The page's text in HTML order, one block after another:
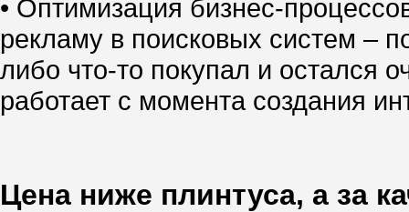
• Оптимизация бизнес-
рекламу в поисковых систем –
либо что-то покупал и остался
работает с момента создания
Цена ниже плинтуса, а за